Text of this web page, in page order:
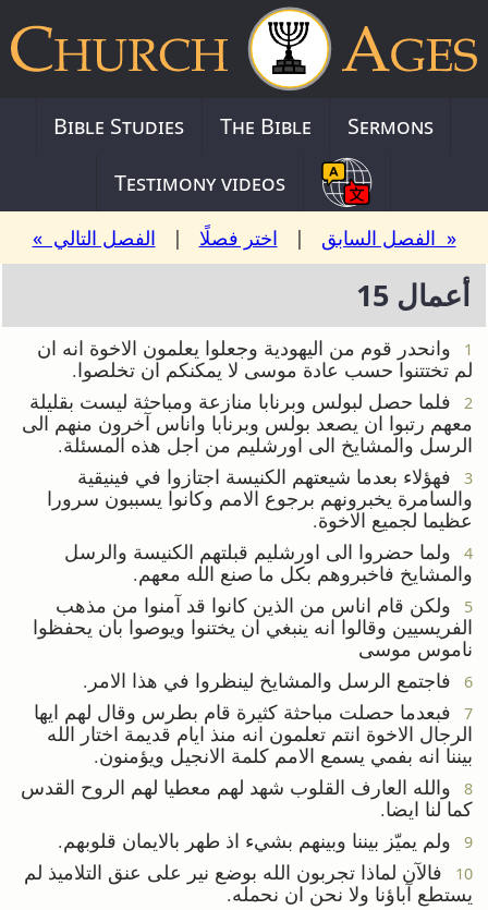
Bible Studies The Bible
Sermons
Testimony videos
« الفصل السابق | اختر فصلًا | الفصل التالي »
أعمال 15
1
وانحدر قوم من اليهودية وجعلوا يعلمون الاخوة انه ان
لم تختتنوا حسب عادة موسى لا يمكنكم ان تخلصوا.
2
فلما حصل لبولس وبرنابا منازعة ومباحثة ليست بقليلة
معهم رتبوا ان يصعد بولس وبرنابا واناس آخرون منهم الى
الرسل والمشايخ الى اورشليم من اجل هذه المسئلة.
3
فهؤلاء بعدما شيعتهم الكنيسة اجتازوا في فينيقية
والسامرة يخبرونهم برجوع الامم وكانوا يسببون سرورا
عظيما لجميع الاخوة.
4
ولما حضروا الى اورشليم قبلتهم الكنيسة والرسل
والمشايخ فاخبروهم بكل ما صنع الله معهم.
5
ولكن قام اناس من الذين كانوا قد آمنوا من مذهب
الفريسيين وقالوا انه ينبغي ان يختنوا ويوصوا بان يحفظوا
ناموس موسى
6 فاجتمع الرسل والمشايخ لينظروا في هذا الامر.
7
فبعدما حصلت مباحثة كثيرة قام بطرس وقال لهم ايها
الرجال الاخوة انتم تعلمون انه منذ ايام قديمة اختار الله
بيننا انه بفمي يسمع الامم كلمة الانجيل ويؤمنون.
8
والله العارف القلوب شهد لهم معطيا لهم الروح القدس
كما لنا ايضا.
9 ولم يميّز بيننا وبينهم بشيء اذ طهر بالايمان قلوبهم.
10
فالآن لماذا تجربون الله بوضع نير على عنق التلاميذ لم
يستطع آباؤنا ولا نحن ان نحمله.